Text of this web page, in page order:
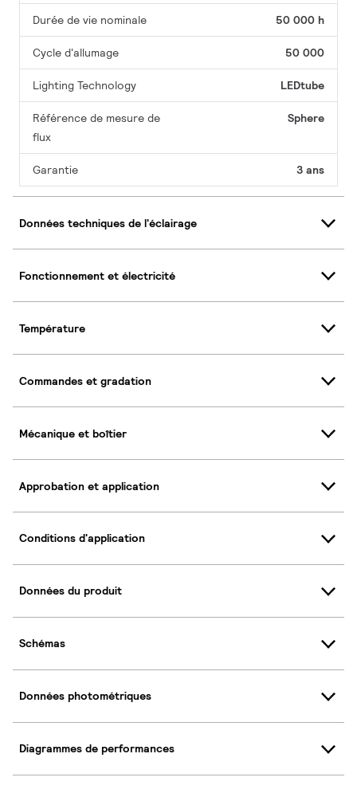
Durée de vie nominale 50 000 h
Cycle d'allumage 50 000
Lighting Technology LEDtube
Référence de mesure de
flux
Sphere
Garantie 3 ans
Données techniques de l'éclairage
Fonctionnement et électricité
Température
Commandes et gradation
Mécanique et boîtier
Approbation et application
Conditions d'application
Données du produit
Schémas
Données photométriques
Diagrammes de performances